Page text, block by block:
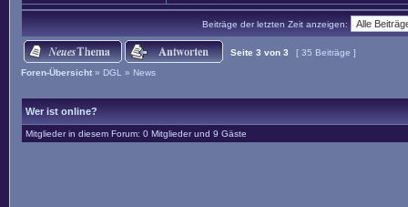
Beiträge der letzten Zeit anzeigen:
Seite 3 von 3
[ 35 Beiträge ]
Foren-Übersicht » DGL » News
Wer ist online?
Mitglieder in diesem Forum: 0 Mitglieder und 9 Gäste